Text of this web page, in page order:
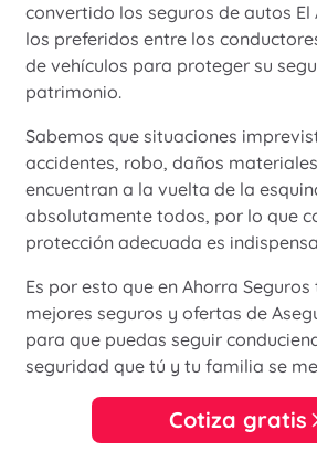
convertido los seguros de autos El
los preferidos entre los
de vehículos para proteger su
patrimonio.
Sabemos que situaciones
accidentes, robo, daños
encuentran a la vuelta de la
absolutamente todos, por lo que
protección adecuada es
Es por esto que en Ahorra
mejores seguros y ofertas de
para que puedas seguir
seguridad que tú y tu familia se
Cotiza gratis